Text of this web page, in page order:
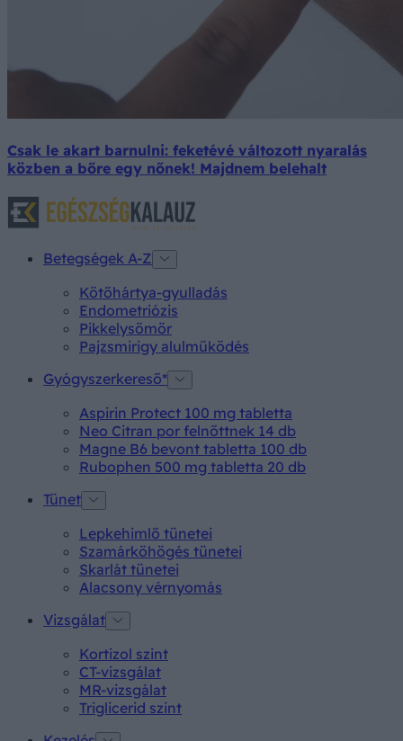
Csak le akart barnulni: feketévé változott nyaralás
közben a bőre egy nőnek! Majdnem belehalt
Betegségek A-Z
Kötőhártya-gyulladás
Endometriózis
Pikkelysömör
Pajzsmirigy alulműködés
Gyógyszerkereső*
Aspirin Protect 100 mg tabletta
Neo Citran por felnőttnek 14 db
Magne B6 bevont tabletta 100 db
Rubophen 500 mg tabletta 20 db
Tünet
Lepkehimlő tünetei
Szamárköhögés tünetei
Skarlát tünetei
Alacsony vérnyomás
Vizsgálat
Kortizol szint
CT-vizsgálat
MR-vizsgálat
Triglicerid szint